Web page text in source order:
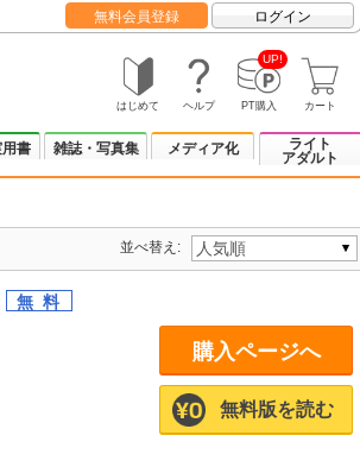
無料会員登録 ログイン
はじめて ヘルプ
UP!
PT購入 カート
書 雑誌・写真集 メディア化
ライト
アダルト
並べ替え:
購入ページへ
無料版を読む